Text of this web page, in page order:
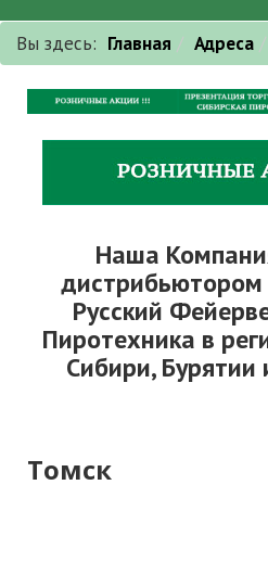
Вы здесь: Главная Адреса
Наша
Русский
Пиротехника в
Сибири, Бурятии
Томск